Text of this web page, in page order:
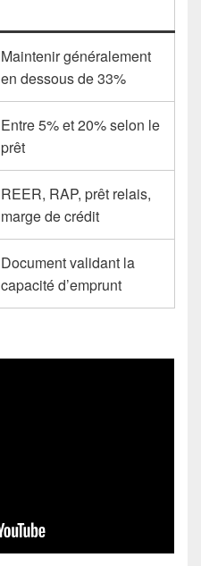
Maintenir généralement
en dessous de 33%
Entre 5% et 20% selon le
prêt
REER, RAP, prêt relais,
marge de crédit
Document validant la
capacité d’emprunt